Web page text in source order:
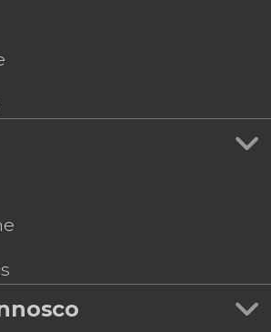
das Ilusões de Praga
de Praga, Big Bus